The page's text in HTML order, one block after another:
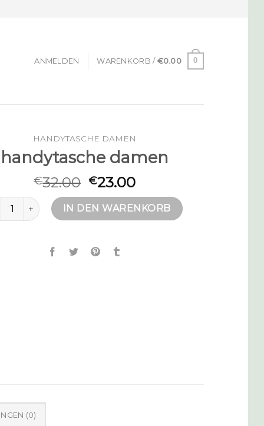
ANMELDEN WARENKORB / €0.00 0
HANDYTASCHE DAMEN
handytasche damen
€32.00 €23.00
damen Menge
IN DEN WARENKORB
(0)